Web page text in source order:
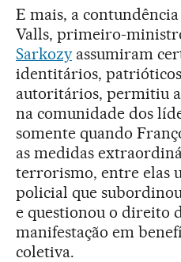
E mais, a
Valls, primeiro-
Sarkozyassumiram
identitários,
autoritários, permitiu
na comunidade dos
somente quando
as medidas
terrorismo, entre elas
policial que
e questionou o direito
manifestação em
coletiva.